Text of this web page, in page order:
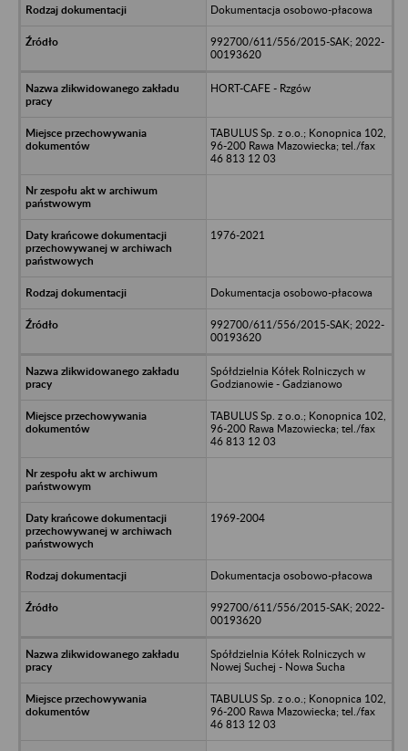
Dokumentacja osobowo-płacowa
992700/611/556/2015-SAK; 2022-
00193620
HORT-CAFE - Rzgów
TABULUS Sp. z o.o.; Konopnica 102,
96-200 Rawa Mazowiecka; tel./fax
46 813 12 03
1976-2021
Dokumentacja osobowo-płacowa
992700/611/556/2015-SAK; 2022-
00193620
Spółdzielnia Kółek Rolniczych w
Godzianowie - Gadzianowo
TABULUS Sp. z o.o.; Konopnica 102,
96-200 Rawa Mazowiecka; tel./fax
46 813 12 03
1969-2004
Dokumentacja osobowo-płacowa
992700/611/556/2015-SAK; 2022-
00193620
Spółdzielnia Kółek Rolniczych w
Nowej Suchej - Nowa Sucha
TABULUS Sp. z o.o.; Konopnica 102,
96-200 Rawa Mazowiecka; tel./fax
46 813 12 03